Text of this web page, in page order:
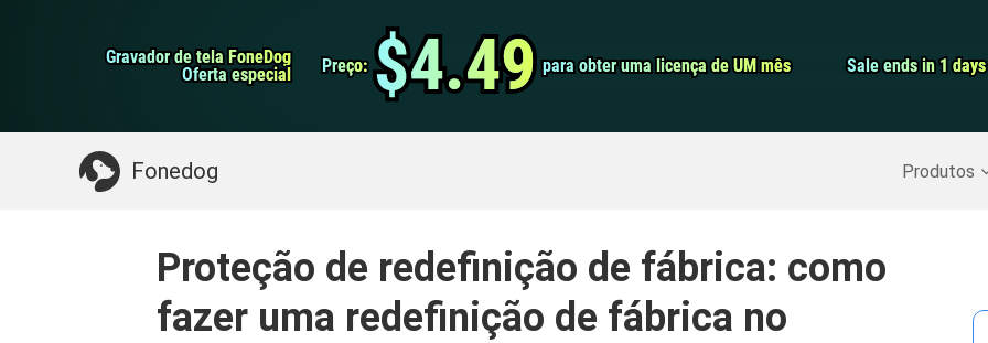
Gravador de tela FoneDog
Gravador de tela FoneDog
Oferta especial
Oferta especial Preço:
Preço: $4.49
$4.49 para obter uma licença de UM mês
para obter uma licença de UM mês Sale ends in 1 days
Sale ends in 1 days
Fonedog Produtos
iPhone Cleaner Screen
Algo que você pode precisar: Backup do iPhone>>
Proteção de redefinição de fábrica: como
fazer uma redefinição de fábrica no